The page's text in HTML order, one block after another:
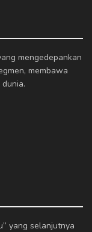
mengedepankan
membawa
yang selanjutnya